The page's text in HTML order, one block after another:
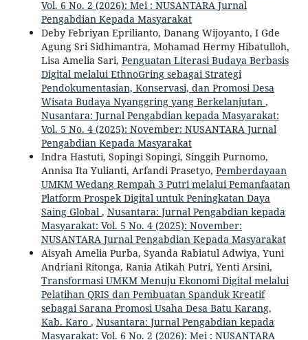
Vol. 6 No. 2 (2026): Mei : NUSANTARA Jurnal
Pengabdian Kepada Masyarakat
Deby Febriyan Eprilianto, Danang Wijoyanto, I Gde
Agung Sri Sidhimantra, Mohamad Hermy Hibatulloh,
Lisa Amelia Sari, Penguatan Literasi Budaya Berbasis
Digital melalui EthnoGring sebagai Strategi
Pendokumentasian, Konservasi, dan Promosi Desa
Wisata Budaya Nyanggring yang Berkelanjutan ,
Nusantara: Jurnal Pengabdian kepada Masyarakat:
Vol. 5 No. 4 (2025): November: NUSANTARA Jurnal
Pengabdian Kepada Masyarakat
Indra Hastuti, Sopingi Sopingi, Singgih Purnomo,
Annisa Ita Yulianti, Arfandi Prasetyo, Pemberdayaan
UMKM Wedang Rempah 3 Putri melalui Pemanfaatan
Platform Prospek Digital untuk Peningkatan Daya
Saing Global , Nusantara: Jurnal Pengabdian kepada
Masyarakat: Vol. 5 No. 4 (2025): November:
NUSANTARA Jurnal Pengabdian Kepada Masyarakat
Aisyah Amelia Purba, Syanda Rabiatul Adwiya, Yuni
Andriani Ritonga, Rania Atikah Putri, Yenti Arsini,
Transformasi UMKM Menuju Ekonomi Digital melalui
Pelatihan QRIS dan Pembuatan Spanduk Kreatif
sebagai Sarana Promosi Usaha Desa Batu Karang,
Kab. Karo , Nusantara: Jurnal Pengabdian kepada
Masyarakat: Vol. 6 No. 2 (2026): Mei : NUSANTARA